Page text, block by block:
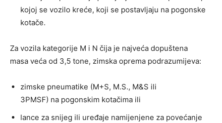
kojoj se vozilo kreće, koji se postavljaju na pogonske
kotače.
Za vozila kategorije M i N čija je najveća dopuštena
masa veća od 3,5 tone, zimska oprema podrazumijeva:
zimske pneumatike (M+S, M.S., M&S ili
3PMSF) na pogonskim kotačima ili
lance za snijeg ili uređaje namijenjene za povećanje